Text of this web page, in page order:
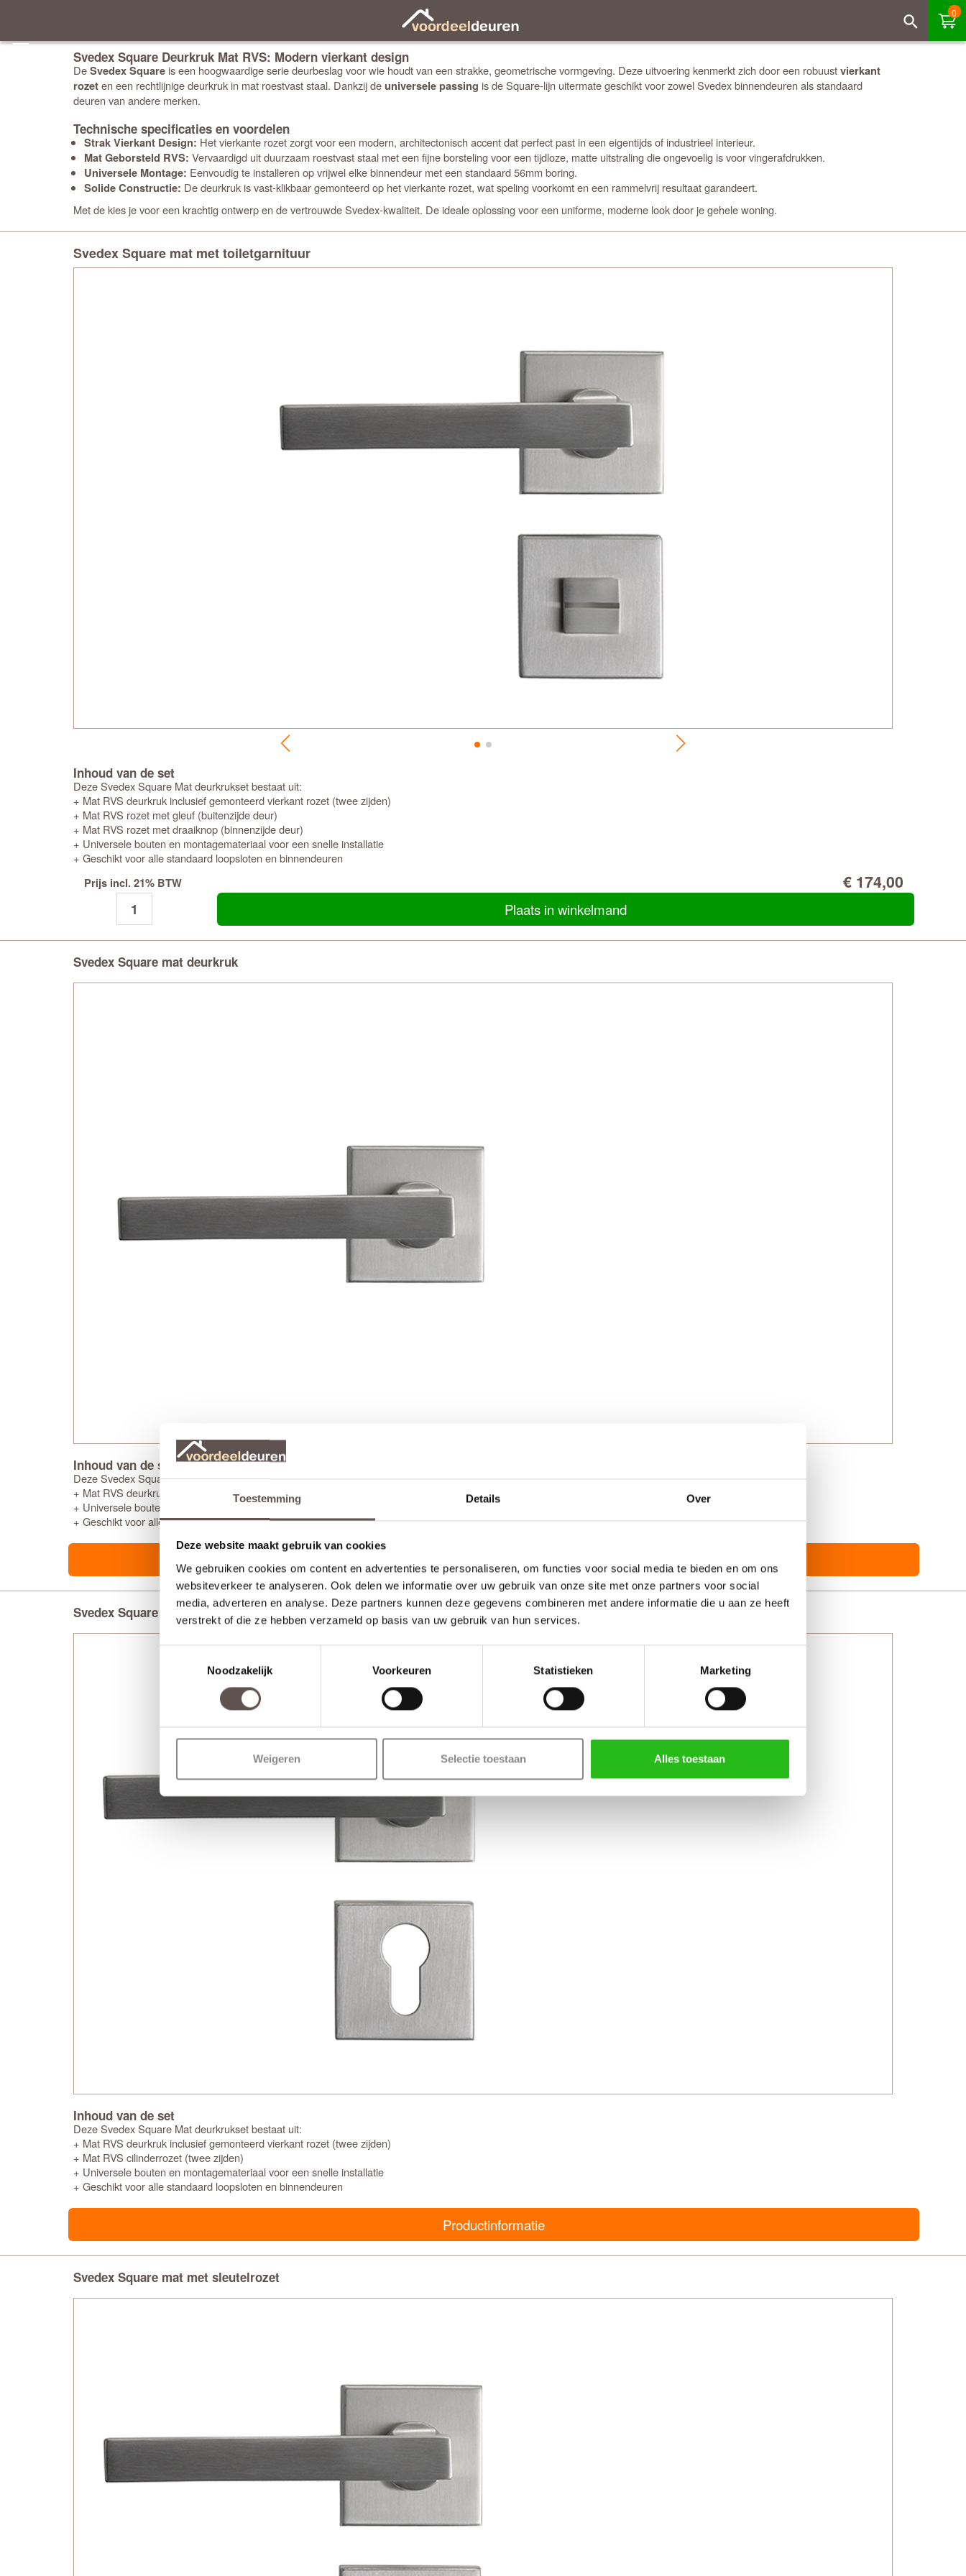
Toestemming Details Over
Deze website maakt gebruik van cookies
We gebruiken cookies om content en advertenties te personaliseren, om functies voor social media te bieden en om ons
websiteverkeer te analyseren. Ook delen we informatie over uw gebruik van onze site met onze partners voor social
media, adverteren en analyse. Deze partners kunnen deze gegevens combineren met andere informatie die u aan ze heeft
verstrekt of die ze hebben verzameld op basis van uw gebruik van hun services.
Noodzakelijk
Voorkeuren Statistieken Marketing
Weigeren Selectie toestaan Alles toestaan
0
Svedex Square Deurkruk Mat RVS: Modern vierkant design
DeSvedex Square is een hoogwaardige serie deurbeslag voor wie houdt van een strakke, geometrische vormgeving. Deze uitvoering kenmerkt zich door een robuustvierkant
rozeten een rechtlijnige deurkruk in mat roestvast staal. Dankzij deuniversele passing is de Square-lijn uitermate geschikt voor zowel Svedex binnendeuren als standaard
deuren van andere merken.
Technische specificaties en voordelen
Strak Vierkant Design: Het vierkante rozet zorgt voor een modern, architectonisch accent dat perfect past in een eigentijds of industrieel interieur.
Mat Geborsteld RVS: Vervaardigd uit duurzaam roestvast staal met een fijne borsteling voor een tijdloze, matte uitstraling die ongevoelig is voor vingerafdrukken.
Universele Montage: Eenvoudig te installeren op vrijwel elke binnendeur met een standaard 56mm boring.
Solide Constructie: De deurkruk is vast-klikbaar gemonteerd op het vierkante rozet, wat speling voorkomt en een rammelvrij resultaat garandeert.
Met dekies je voor een krachtig ontwerp en de vertrouwde Svedex-kwaliteit. De ideale oplossing voor een uniforme, moderne look door je gehele woning.
Svedex Square mat met toiletgarnituur
Inhoud van de set
Deze Svedex Square Mat deurkrukset bestaat uit:
+ Mat RVS deurkruk inclusief gemonteerd vierkant rozet (twee zijden)
+ Mat RVS rozet met gleuf (buitenzijde deur)
+ Mat RVS rozet met draaiknop (binnenzijde deur)
+ Universele bouten en montagemateriaal voor een snelle installatie
+ Geschikt voor alle standaard loopsloten en binnendeuren
Prijs incl. 21% BTW
€ 174,00
Plaats in winkelmand
Svedex Square mat deurkruk
Inhoud van de set
Deze Svedex Square Mat deurkrukset bestaat uit:
+ Mat RVS deurkruk inclusief gemonteerd vierkant rozet (twee zijden)
+ Universele bouten en montagemateriaal voor een snelle installatie
+ Geschikt voor alle standaard loopsloten en binnendeuren
Productinformatie
Svedex Square mat met cilinderrozet
Inhoud van de set
Deze Svedex Square Mat deurkrukset bestaat uit:
+ Mat RVS deurkruk inclusief gemonteerd vierkant rozet (twee zijden)
+ Mat RVS cilinderrozet (twee zijden)
+ Universele bouten en montagemateriaal voor een snelle installatie
+ Geschikt voor alle standaard loopsloten en binnendeuren
Productinformatie
Svedex Square mat met sleutelrozet